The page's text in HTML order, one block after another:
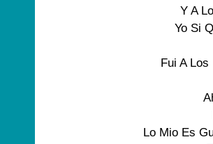
Y A
Yo Si
Fui A
Lo Mio Es